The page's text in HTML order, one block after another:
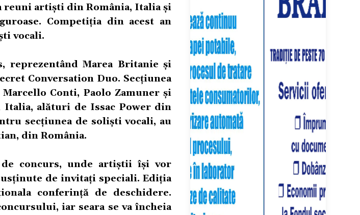
reuni artiști din România, Italia și
Competiția din acest an
vocali.
reprezentând Marea Britanie și
Conversation Duo. Secțiunea
Conti, Paolo Zamuner și
alături de Issac Power din
secțiunea de soliști vocali, au
din România.
de concurs, unde artiștii își vor
de invitați speciali. Ediția
conferință de deschidere.
iar seara se va încheia